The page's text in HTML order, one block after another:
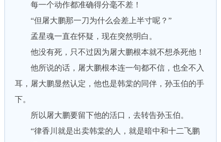
每一个动作都准确得分毫不差！
“但屠大鹏那一刀为什么会差上半寸呢？”
孟星魂一直在怀疑，现在突然明白。
他没有死，只不过因为屠大鹏根本就不想杀死他！
他所说的话，屠大鹏根本连一句都不信，也全不入
耳，屠大鹏显然认定，他也是韩棠的同伴，孙玉伯的手
下。
所以屠大鹏要留下他的活口，去转告孙玉伯。
“律香川就是出卖韩棠的人，就是暗中和十二飞鹏